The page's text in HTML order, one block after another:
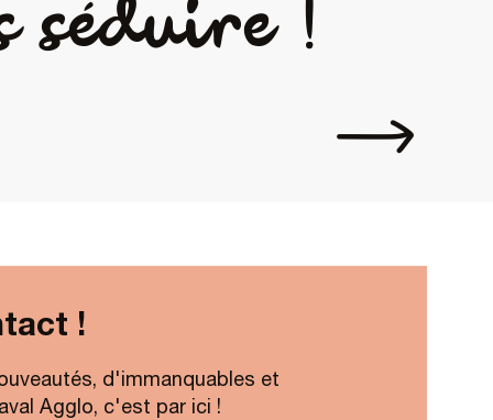
séduire !
Séjour
!
d'immanquables et
Agglo, c'est par ici !